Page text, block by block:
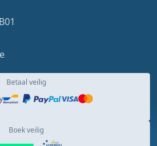
Betaal veilig
Boek veilig